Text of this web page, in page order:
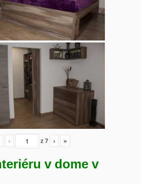
‹ z7 › »
v dome v